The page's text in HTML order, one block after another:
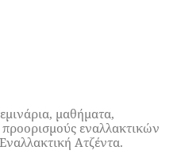
μαθήματα,
εναλλακτικών
Ατζέντα.